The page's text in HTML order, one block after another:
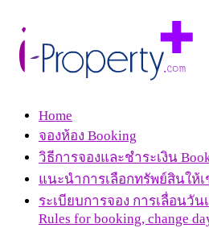
Home
จองห้อง Booking
วิธีการจองและชำระเงิน
แนะนำการเลือกทรัพย์สินให้
ระเบียบการจอง การเลื่อนวั
Rules for booking, change